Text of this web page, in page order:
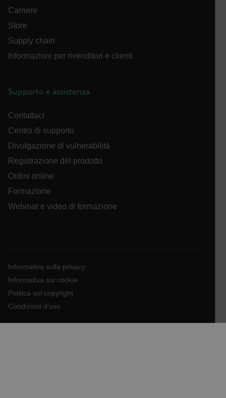
Carriere
Store
Supply chain
Informazioni per rivenditori e clienti
Supporto e assistenza
Contattaci
Centro di supporto
Divulgazione di vulnerabilità
Registrazione del prodotto
Ordini online
Formazione
Webinar e video di formazione
Informativa sulla privacy
Informativa sui cookie
Politica sul copyright
Condizioni d'uso
customer_id
atgRecSessionId